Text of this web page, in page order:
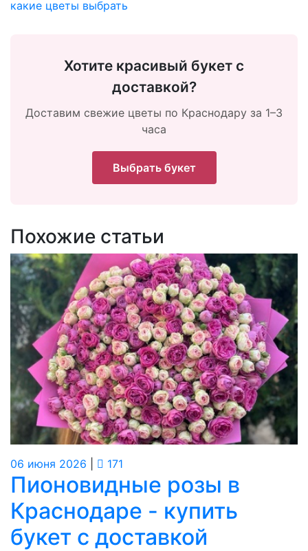
какие цветы выбрать
Хотите красивый букет с
доставкой?
Доставим свежие цветы по Краснодару за 1–3
часа
Выбрать букет
Похожие статьи
06 июня 2026 171
Пионовидные розы в
Краснодаре - купить
букет с доставкой